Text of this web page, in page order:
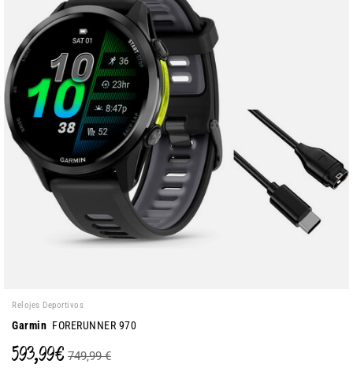
Relojes Deportivos
Garmin FORERUNNER 970
593,99 € 749,99 €